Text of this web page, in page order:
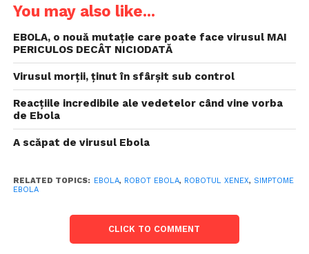
You may also like...
EBOLA, o nouă mutație care poate face virusul MAI
PERICULOS DECÂT NICIODATĂ
Virusul morţii, ţinut în sfârşit sub control
Reacțiile incredibile ale vedetelor când vine vorba
de Ebola
A scăpat de virusul Ebola
RELATED TOPICS: EBOLA, ROBOT EBOLA, ROBOTUL XENEX, SIMPTOME
EBOLA
CLICK TO COMMENT